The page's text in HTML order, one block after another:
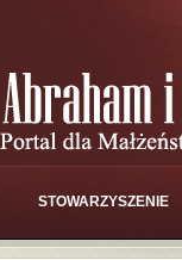
STOWARZYSZENIE